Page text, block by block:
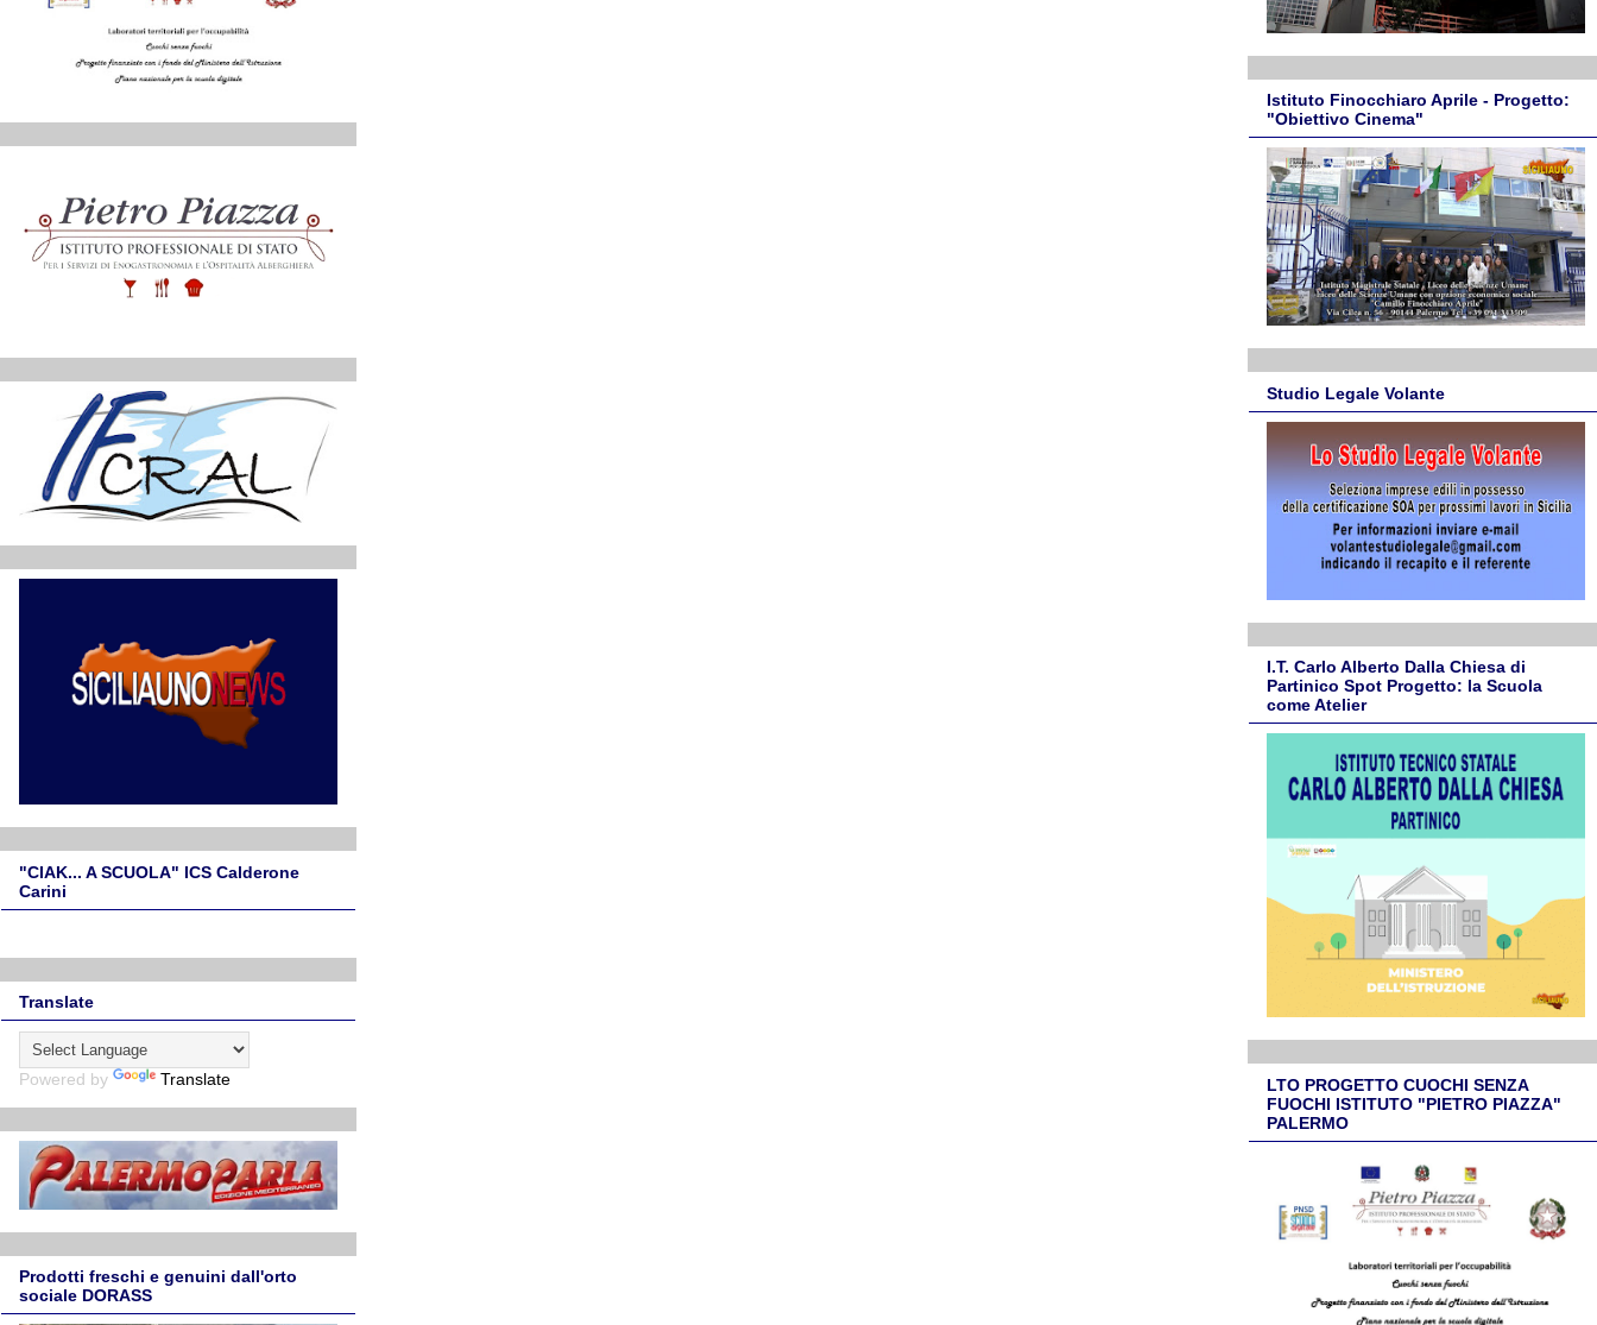
"CIAK... A SCUOLA" ICS Calderone
Carini
Translate
Powered by Translate
Prodotti freschi e genuini dall'orto
sociale DORASS
Istituto Finocchiaro Aprile - Progetto:
"Obiettivo Cinema"
Studio Legale Volante
I.T. Carlo Alberto Dalla Chiesa di
Partinico Spot Progetto: la Scuola
come Atelier
LTO PROGETTO CUOCHI SENZA
FUOCHI ISTITUTO "PIETRO PIAZZA"
PALERMO